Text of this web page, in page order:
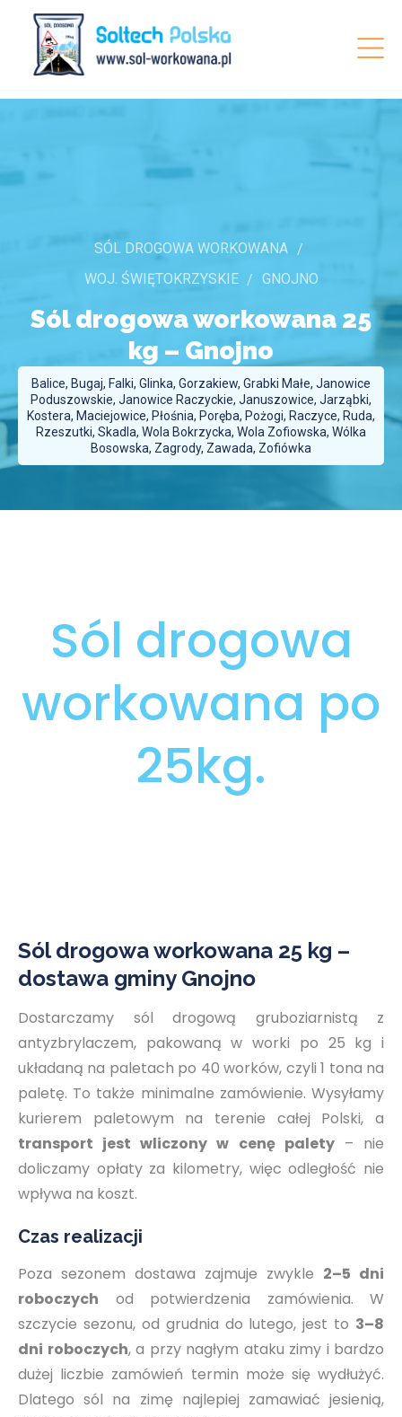
SÓL DROGOWA WORKOWANA
WOJ. ŚWIĘTOKRZYSKIE
GNOJNO
Sól drogowa workowana 25
kg – Gnojno
Balice, Bugaj, Falki, Glinka, Gorzakiew, Grabki Małe, Janowice
Poduszowskie, Janowice Raczyckie, Januszowice, Jarząbki,
Kostera, Maciejowice, Płośnia, Poręba, Pożogi, Raczyce, Ruda,
Rzeszutki, Skadla, Wola Bokrzycka, Wola Zofiowska, Wólka
Bosowska, Zagrody, Zawada, Zofiówka
Sól drogowa
workowana po
25kg.
Sól drogowa workowana 25 kg –
dostawa gminy Gnojno
Dostarczamy sól drogową gruboziarnistą z
antyzbrylaczem, pakowaną w worki po 25 kg i
układaną na paletach po 40 worków, czyli 1 tona na
paletę. To także minimalne zamówienie. Wysyłamy
kurierem paletowym na terenie całej Polski, a
transport jest wliczony w cenę palety– nie
doliczamy opłaty za kilometry, więc odległość nie
wpływa na koszt.
Czas realizacji
Poza sezonem dostawa zajmuje zwykle 2–5 dni
roboczych od potwierdzenia zamówienia. W
szczycie sezonu, od grudnia do lutego, jest to 3–8
dni roboczych, a przy nagłym ataku zimy i bardzo
dużej liczbie zamówień termin może się wydłużyć.
Dlatego sól na zimę najlepiej zamawiać jesienią,